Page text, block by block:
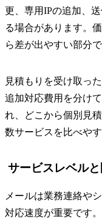
更、専用IPの追加、
る場合があります。
ら差が出やすい部分で
見積もりを受け取っ
追加対応費用を分け
れ、どこから個別見
数サービスを比べやす
サービスレベル
メールは業務連絡や
対応速度が重要です